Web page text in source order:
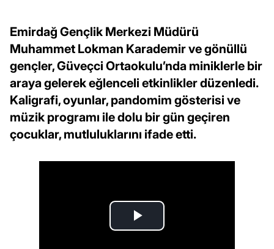
Emirdağ Gençlik Merkezi Müdürü
Muhammet Lokman Karademir ve gönüllü
gençler, Güveçci Ortaokulu’nda miniklerle bir
araya gelerek eğlenceli etkinlikler düzenledi.
Kaligrafi, oyunlar, pandomim gösterisi ve
müzik programı ile dolu bir gün geçiren
çocuklar, mutluluklarını ifade etti.